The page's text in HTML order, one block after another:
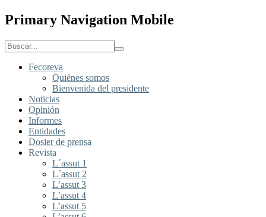
Primary Navigation Mobile
Fecoreva
Quiénes somos
Bienvenida del presidente
Noticias
Opinión
Informes
Entidades
Dosier de prensa
Revista
L´assut 1
L´assut 2
L’assut 3
L’assut 4
L’assut 5